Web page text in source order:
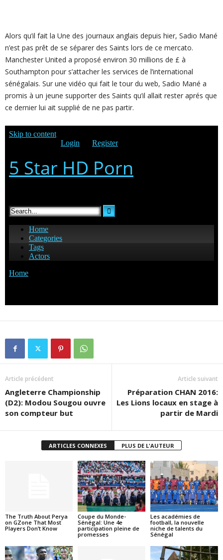
Alors qu’il fait la Une des journaux anglais depuis hier, Sadio Mané
n’est pas prêt de se séparer des Saints lors de ce mercato.
Manchester United a proposé environ 30 millions de £ à
Southampton pour s’attacher les services de l’international
sénégalais. Sur une vidéo qui fait le tour du web, Sadio Mané a
promis à un jeune supporter des Saints qu’il allait rester aprés que
ce dernier lui ait supplié de ne pas partir.
Article précédent
Angleterre Championship
(D2): Modou Sougou ouvre
son compteur but
Article suivant
Préparation CHAN 2016:
Les Lions locaux en stage à
partir de Mardi
ARTICLES CONNEXES PLUS DE L'AUTEUR
The Truth About Perya
on GZone That Most
Players Don’t Know
Coupe du Monde-
Sénégal: Une 4e
participation pleine de
promesses
Les académies de
football, la nouvelle
niche de talents du
Sénégal